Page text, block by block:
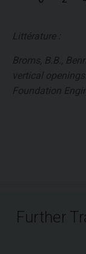
Littérature :
Broms, B.B.,
vertical
Foundation
Further